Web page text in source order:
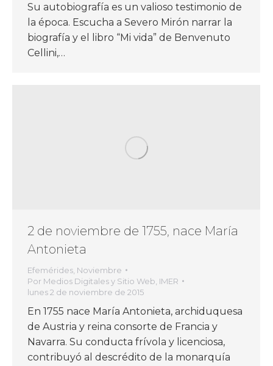
Su autobiografía es un valioso testimonio de
la época. Escucha a Severo Mirón narrar la
biografía y el libro “Mi vida” de Benvenuto
Cellini,…
2 de noviembre de 1755, nace María
Antonieta
Efemérides Noviembre
Por Medios Digitales y Sitio Web, IMER
lunes 2 de noviembre de 2015
En 1755 nace María Antonieta, archiduquesa
de Austria y reina consorte de Francia y
Navarra. Su conducta frívola y licenciosa,
contribuyó al descrédito de la monarquía